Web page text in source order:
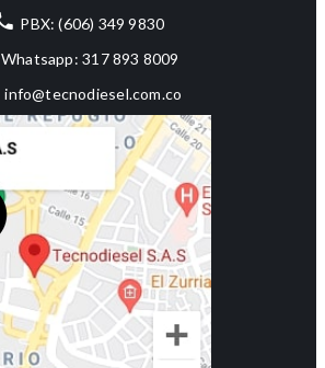
PBX: (606) 349 9830
Whatsapp: 317 893 8009
info@tecnodiesel.com.co